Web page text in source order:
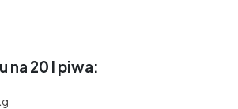
na 20 l piwa: